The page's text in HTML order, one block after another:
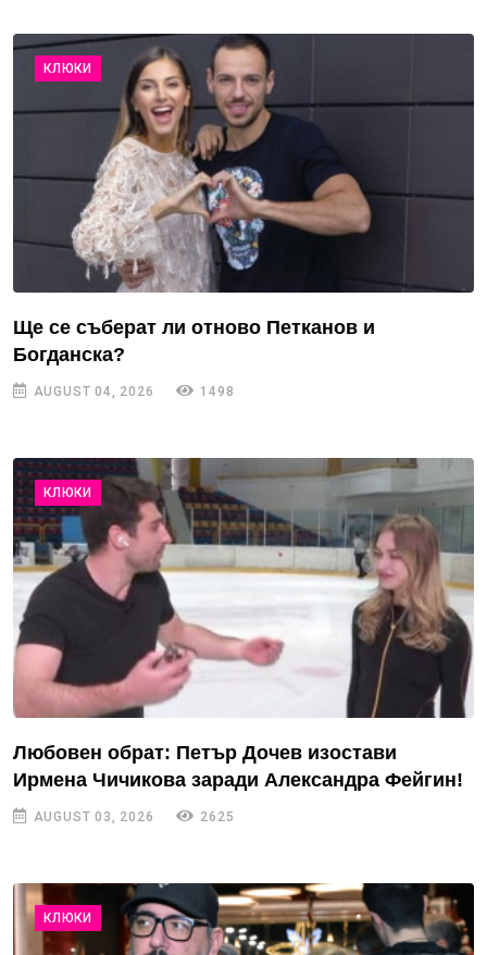
КЛЮКИ
Ще се съберат ли отново Петканов и
Богданска?
AUGUST 04, 2026 1498
КЛЮКИ
Любовен обрат: Петър Дочев изостави
Ирмена Чичикова заради Александра Фейгин!
AUGUST 03, 2026 2625
КЛЮКИ